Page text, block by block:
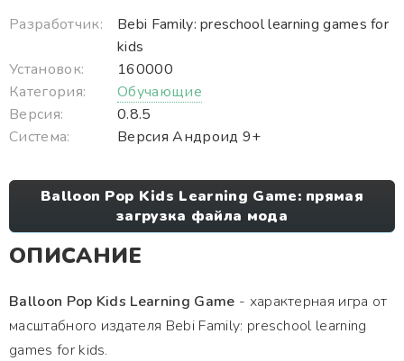
Разработчик:
Bebi Family: preschool learning games for
kids
Установок:
160000
Категория:
Обучающие
Версия:
0.8.5
Система:
Версия Андроид 9+
Balloon Pop Kids Learning Game: прямая
загрузка файла мода
ОПИСАНИЕ
Balloon Pop Kids Learning Game - характерная игра от
масштабного издателя Bebi Family: preschool learning
games for kids.